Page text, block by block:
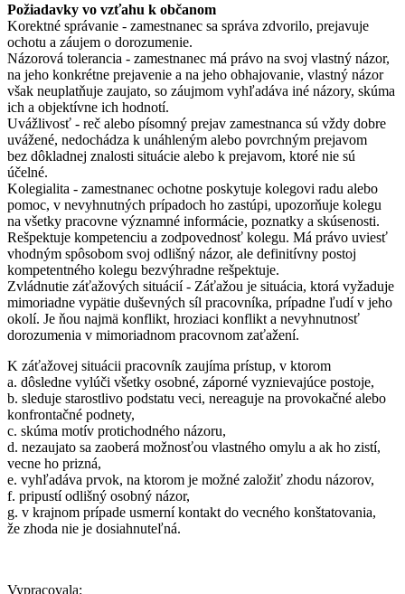
Požiadavky vo vzťahu k občanom
Korektné správanie - zamestnanec sa správa zdvorilo, prejavuje
ochotu a záujem o dorozumenie.
Názorová tolerancia - zamestnanec má právo na svoj vlastný názor,
na jeho konkrétne prejavenie a na jeho obhajovanie, vlastný názor
však neuplatňuje zaujato, so záujmom vyhľadáva iné názory, skúma
ich a objektívne ich hodnotí.
Uvážlivosť - reč alebo písomný prejav zamestnanca sú vždy dobre
uvážené, nedochádza k unáhleným alebo povrchným prejavom
bez dôkladnej znalosti situácie alebo k prejavom, ktoré nie sú
účelné.
Kolegialita - zamestnanec ochotne poskytuje kolegovi radu alebo
pomoc, v nevyhnutných prípadoch ho zastúpi, upozorňuje kolegu
na všetky pracovne významné informácie, poznatky a skúsenosti.
Rešpektuje kompetenciu a zodpovednosť kolegu. Má právo uviesť
vhodným spôsobom svoj odlišný názor, ale definitívny postoj
kompetentného kolegu bezvýhradne rešpektuje.
Zvládnutie záťažových situácií - Záťažou je situácia, ktorá vyžaduje
mimoriadne vypätie duševných síl pracovníka, prípadne ľudí v jeho
okolí. Je ňou najmä konflikt, hroziaci konflikt a nevyhnutnosť
dorozumenia v mimoriadnom pracovnom zaťažení.
K záťažovej situácii pracovník zaujíma prístup, v ktorom
a. dôsledne vylúči všetky osobné, záporné vyznievajúce postoje,
b. sleduje starostlivo podstatu veci, nereaguje na provokačné alebo
konfrontačné podnety,
c. skúma motív protichodného názoru,
d. nezaujato sa zaoberá možnosťou vlastného omylu a ak ho zistí,
vecne ho prizná,
e. vyhľadáva prvok, na ktorom je možné založiť zhodu názorov,
f. pripustí odlišný osobný názor,
g. v krajnom prípade usmerní kontakt do vecného konštatovania,
že zhoda nie je dosiahnuteľná.
Vypracovala: